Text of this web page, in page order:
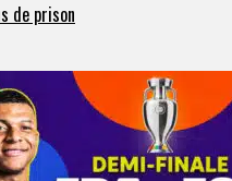
de prison